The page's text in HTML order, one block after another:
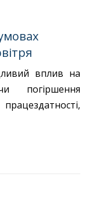
вплив на
погіршення